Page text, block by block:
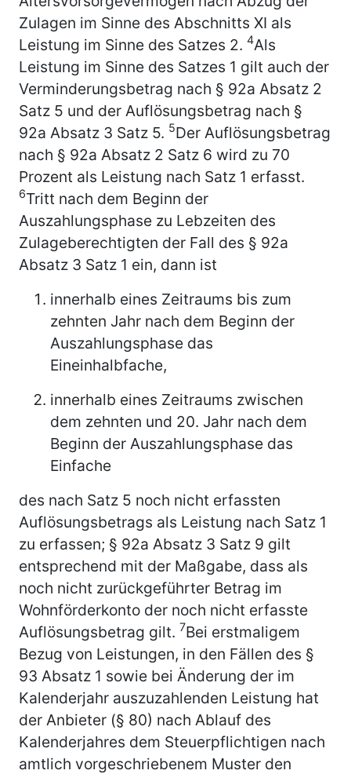
Zulagen im Sinne des Abschnitts XI als
Leistung im Sinne des Satzes 2. 4Als
Leistung im Sinne des Satzes 1 gilt auch der
Verminderungsbetrag nach § 92a Absatz 2
Satz 5 und der Auflösungsbetrag nach §
92a Absatz 3 Satz 5. 5Der Auflösungsbetrag
nach § 92a Absatz 2 Satz 6 wird zu 70
Prozent als Leistung nach Satz 1 erfasst.
6Tritt nach dem Beginn der
Auszahlungsphase zu Lebzeiten des
Zulageberechtigten der Fall des § 92a
Absatz 3 Satz 1 ein, dann ist
innerhalb eines Zeitraums bis zum
zehnten Jahr nach dem Beginn der
Auszahlungsphase das
Eineinhalbfache,
innerhalb eines Zeitraums zwischen
dem zehnten und 20. Jahr nach dem
Beginn der Auszahlungsphase das
Einfache
des nach Satz 5 noch nicht erfassten
Auflösungsbetrags als Leistung nach Satz 1
zu erfassen; § 92a Absatz 3 Satz 9 gilt
entsprechend mit der Maßgabe, dass als
noch nicht zurückgeführter Betrag im
Wohnförderkonto der noch nicht erfasste
Auflösungsbetrag gilt. 7Bei erstmaligem
Bezug von Leistungen, in den Fällen des §
93 Absatz 1 sowie bei Änderung der im
Kalenderjahr auszuzahlenden Leistung hat
der Anbieter (§ 80) nach Ablauf des
Kalenderjahres dem Steuerpflichtigen nach
amtlich vorgeschriebenem Muster den